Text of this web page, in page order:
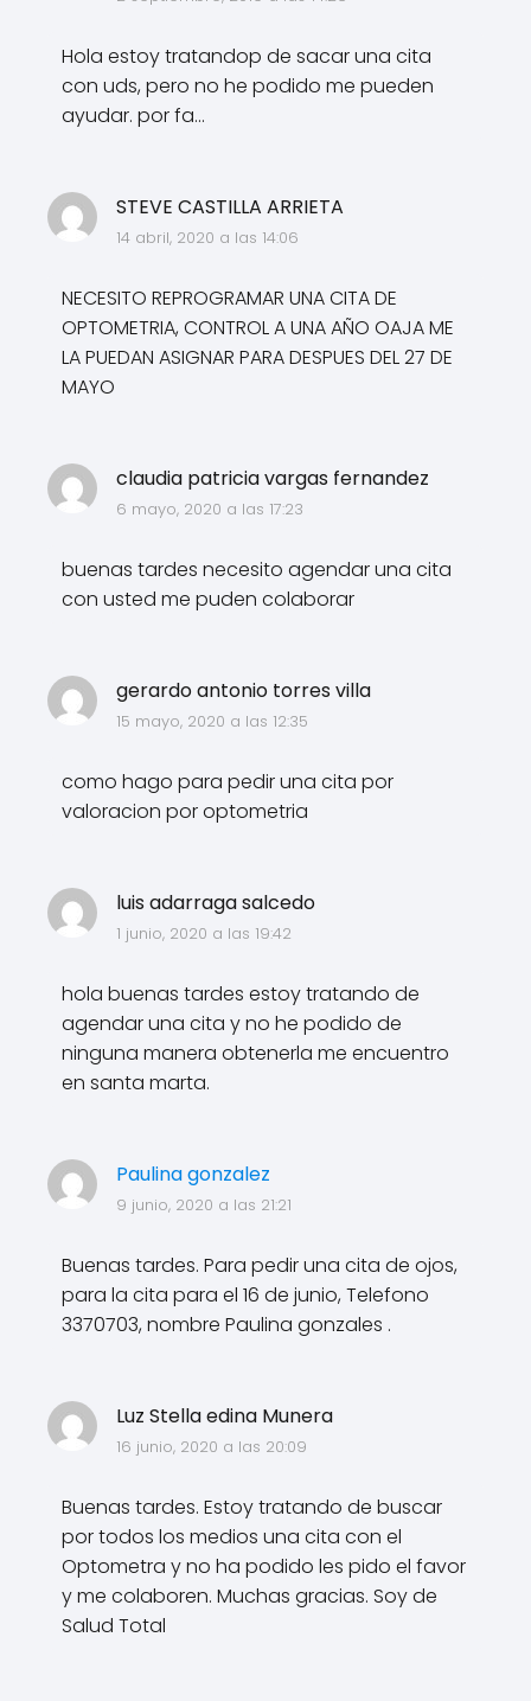
Hola estoy tratandop de sacar una cita
con uds, pero no he podido me pueden
ayudar. por fa...
STEVE CASTILLA ARRIETA
14 abril, 2020 a las 14:06
NECESITO REPROGRAMAR UNA CITA DE
OPTOMETRIA, CONTROL A UNA AÑO OAJA ME
LA PUEDAN ASIGNAR PARA DESPUES DEL 27 DE
MAYO
claudia patricia vargas fernandez
6 mayo, 2020 a las 17:23
buenas tardes necesito agendar una cita
con usted me puden colaborar
gerardo antonio torres villa
15 mayo, 2020 a las 12:35
como hago para pedir una cita por
valoracion por optometria
luis adarraga salcedo
1 junio, 2020 a las 19:42
hola buenas tardes estoy tratando de
agendar una cita y no he podido de
ninguna manera obtenerla me encuentro
en santa marta.
Paulina gonzalez
9 junio, 2020 a las 21:21
Buenas tardes. Para pedir una cita de ojos,
para la cita para el 16 de junio, Telefono
3370703, nombre Paulina gonzales .
Luz Stella edina Munera
16 junio, 2020 a las 20:09
Buenas tardes. Estoy tratando de buscar
por todos los medios una cita con el
Optometra y no ha podido les pido el favor
y me colaboren. Muchas gracias. Soy de
Salud Total